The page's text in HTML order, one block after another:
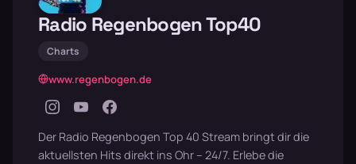
Radio Regenbogen Top40
Charts
www.regenbogen.de
Der Radio Regenbogen Top 40 Stream bringt dir die
aktuellsten Hits direkt ins Ohr – 24/7. Erlebe die